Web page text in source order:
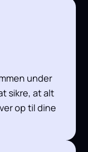
under
sikre, at alt
op til dine